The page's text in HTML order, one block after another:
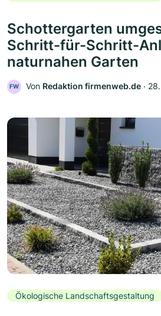
Schottergarten
Schritt-für-Schritt-
naturnahen Garten
FW Von Redaktion firmenweb.de ‧
Ökologische Landschaftsgestaltung